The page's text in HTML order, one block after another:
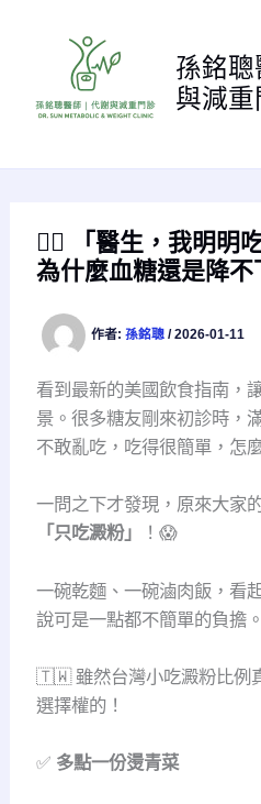
孫銘
與減重
👨‍⚕️ 「醫生，我明明
為什麼血糖還是降不
作者: 孫銘聰 /2026-01-11
看到最新的美國飲食指南，
景。很多糖友剛來初診時，
不敢亂吃，吃得很簡單，怎
一問之下才發現，原來大家
「只吃澱粉」
！😱
一碗乾麵、一碗滷肉飯，看
說可是一點都不簡單的負擔。
🇹🇼 雖然台灣小吃澱粉比例
選擇權的！
✅ 多點一份燙青菜